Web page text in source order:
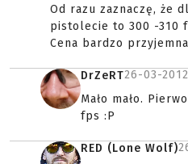
Od razu zaznaczę, że
pistolecie to 300 -310
Cena bardzo
DrZeRT26-03-
Mało mało.
fps :P
RED (Lone Wolf)